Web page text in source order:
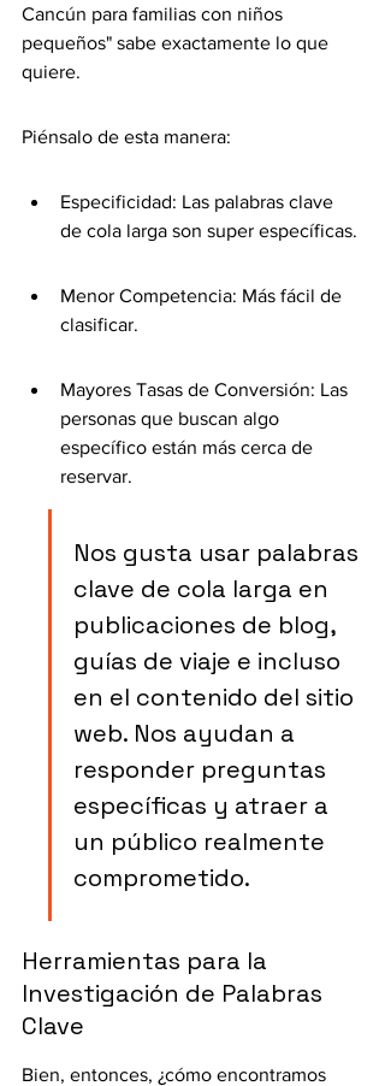
Cancún para familias con niños
pequeños" sabe exactamente lo que
quiere.
Piénsalo de esta manera:
Especificidad: Las palabras clave
de cola larga son super específicas.
Menor Competencia: Más fácil de
clasificar.
Mayores Tasas de Conversión: Las
personas que buscan algo
específico están más cerca de
reservar.
Nos gusta usar palabras
clave de cola larga en
publicaciones de blog,
guías de viaje e incluso
en el contenido del sitio
web. Nos ayudan a
responder preguntas
específicas y atraer a
un público realmente
comprometido.
Herramientas para la
Investigación de Palabras
Clave
Bien, entonces, ¿cómo encontramos